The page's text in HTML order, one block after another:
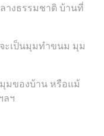
างธรรมชาติ บ้านที่
ะเป็นมุมทำขนม มุม
มของบ้าน หรือแม้
ลฯ